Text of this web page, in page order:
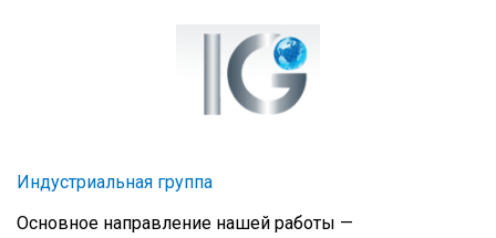
Индустриальная группа
Основное направление нашей работы —